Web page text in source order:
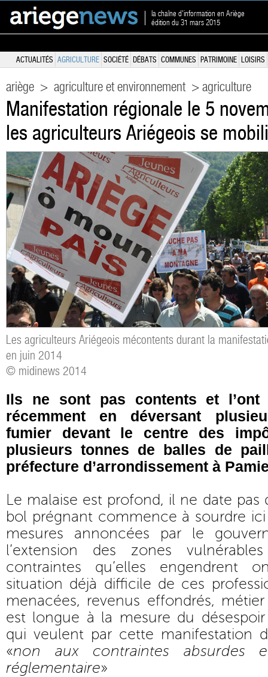
la chaîne d'information en Ariège
édition du 31 mars 2015
ACTUALITÉS AGRICULTURE SOCIÉTÉ DÉBATS COMMUNES PATRIMOINE LOISIRS
ariège > agriculture et environnement > agriculture
Manifestation régionale le 5
les agriculteurs Ariégeois se
Les agriculteurs Ariégeois mécontents durant la
en juin 2014
© midinews 2014
Ils ne sont pas contents et l’ont
récemment en déversant
fumier devant le centre des
plusieurs tonnes de balles de
préfecture d’arrondissement à
Le malaise est profond, il ne date pas
bol prégnant commence à sourdre
mesures annoncées par le
l’extension des zones
contraintes qu’elles engendrent
situation déjà difficile de ces
menacées, revenus effondrés,
est longue à la mesure du
qui veulent par cette manifestation
«non aux contraintes absurdes
réglementaire»